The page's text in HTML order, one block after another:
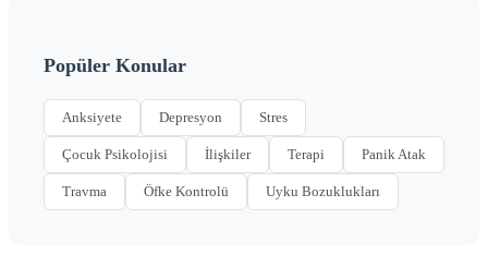
Popüler Konular
Anksiyete Depresyon Stres
Çocuk Psikolojisi İlişkiler Terapi Panik Atak
Travma Öfke Kontrolü Uyku Bozuklukları